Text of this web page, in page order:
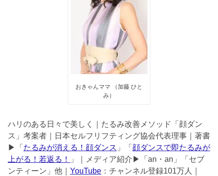
おきゃんママ （加藤 ひと
み）
ハリのある日々で美しく｜たるみ改善メソッド「顔ダン
ス」考案者｜日本セルフリフティング協会代表理事｜著書
▶︎「 たるみが消える！顔ダンス 」「 顔ダンスで即たるみが
上がる！若返る！
」｜メディア紹介▶︎「an・an」「セブ
ンティーン」他｜ YouTube ：チャンネル登録101万人｜